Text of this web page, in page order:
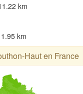
km
km
Haut en France